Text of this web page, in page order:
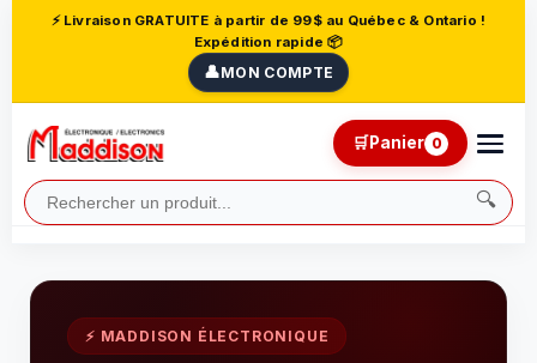
⚡ Livraison GRATUITE à partir de 99$ au Québec & Ontario !
Expédition rapide 📦
👤MON COMPTE
🔍
🛒Panier 0
⚡ MADDISON ÉLECTRONIQUE